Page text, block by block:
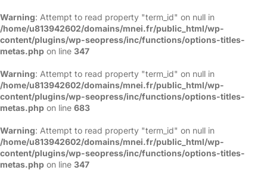
Warning: Attempt to read property "term_id" on null in
/home/u813942602/domains/mnei.fr/public_html/wp-
content/plugins/wp-seopress/inc/functions/options-titles-
metas.php on line 347
Warning: Attempt to read property "term_id" on null in
/home/u813942602/domains/mnei.fr/public_html/wp-
content/plugins/wp-seopress/inc/functions/options-titles-
metas.php on line 683
Warning: Attempt to read property "term_id" on null in
/home/u813942602/domains/mnei.fr/public_html/wp-
content/plugins/wp-seopress/inc/functions/options-titles-
metas.php on line 347